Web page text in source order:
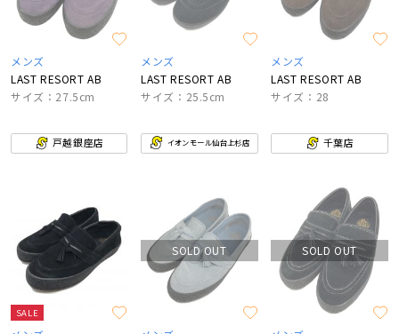
メンズ
LAST RESORT AB
サイズ：27.5cm
戸越銀座店
メンズ
LAST RESORT AB
サイズ：25.5cm
イオンモール仙台上杉店
メンズ
LAST RESORT AB
サイズ：28
千葉店
SALE
SOLD OUT SOLD OUT